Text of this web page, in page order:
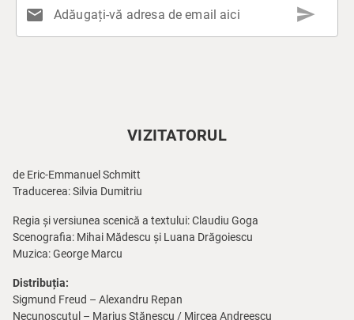
mail Adăugați-vă adresa de email aici send
VIZITATORUL
de Eric-Emmanuel Schmitt
Traducerea: Silvia Dumitriu
Regia și versiunea scenică a textului: Claudiu Goga
Scenografia: Mihai Mădescu și Luana Drăgoiescu
Muzica: George Marcu
Distribuția:
Sigmund Freud – Alexandru Repan
Necunoscutul – Marius Stănescu / Mircea Andreescu